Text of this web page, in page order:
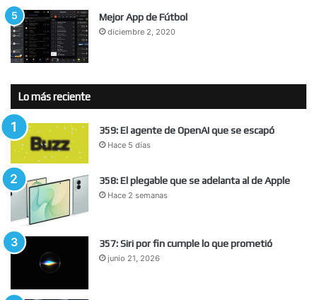
Mejor App de Fútbol
diciembre 2, 2020
Lo más reciente
359: El agente de OpenAI que se escapó
Hace 5 días
358: El plegable que se adelanta al de Apple
Hace 2 semanas
357: Siri por fin cumple lo que prometió
junio 21, 2026